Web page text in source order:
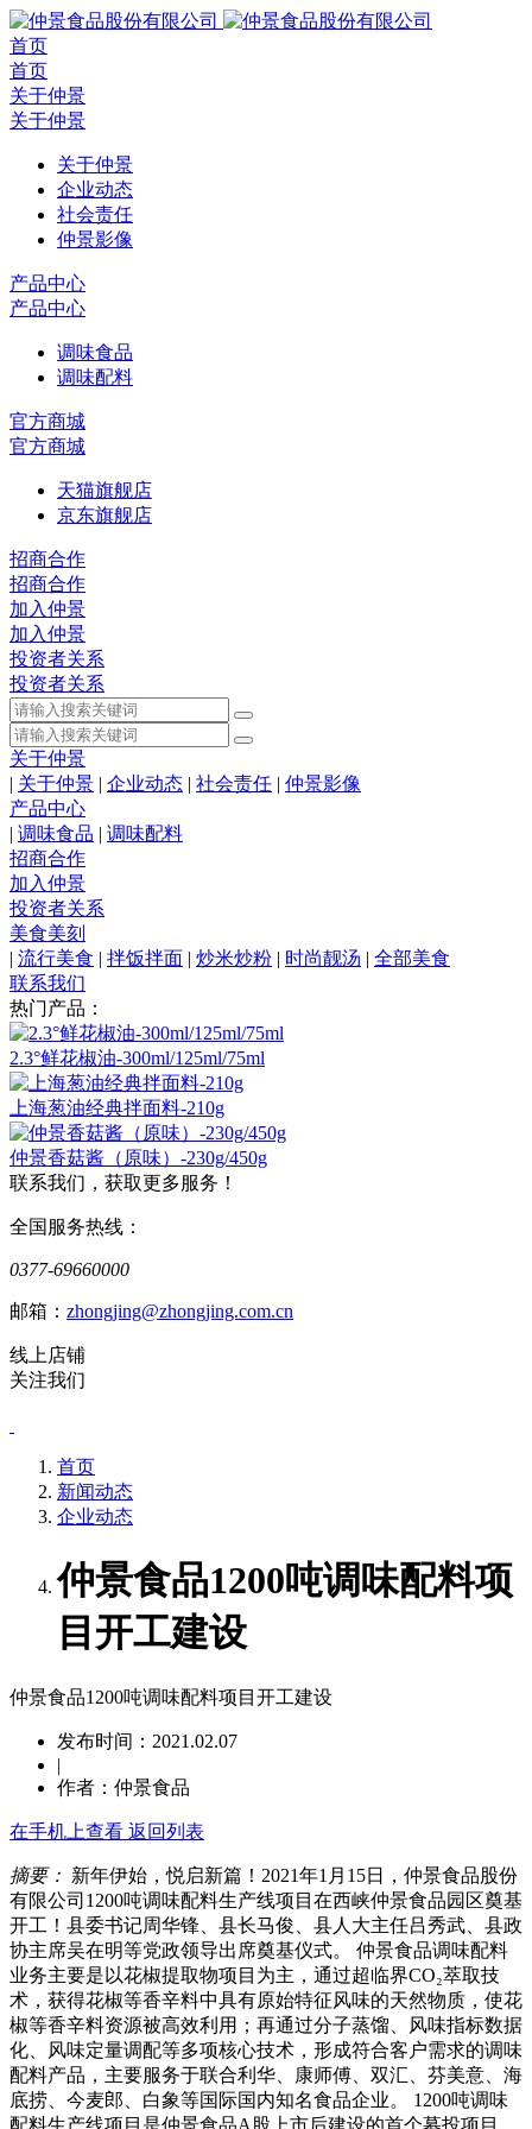
首页
首页
关于仲景
关于仲景
关于仲景
企业动态
社会责任
仲景影像
产品中心
产品中心
调味食品
调味配料
官方商城
官方商城
天猫旗舰店
京东旗舰店
招商合作
招商合作
加入仲景
加入仲景
投资者关系
投资者关系
关于仲景
| 关于仲景 | 企业动态 | 社会责任 | 仲景影像
产品中心
| 调味食品 | 调味配料
招商合作
加入仲景
投资者关系
美食美刻
| 流行美食 | 拌饭拌面 | 炒米炒粉 | 时尚靓汤 | 全部美食
联系我们
热门产品：
2.3°鲜花椒油-300ml/125ml/75ml
上海葱油经典拌面料-210g
仲景香菇酱（原味）-230g/450g
联系我们，获取更多服务！
全国服务热线：
0377-69660000
邮箱： zhongjing@zhongjing.com.cn
线上店铺
关注我们
首页
新闻动态
企业动态
仲景食品1200吨调味配料项
目开工建设
仲景食品1200吨调味配料项目开工建设
发布时间：2021.02.07
|
作者：仲景食品
在手机上查看 返回列表
摘要： 新年伊始，悦启新篇！2021年1月15日，仲景食品股份
有限公司1200吨调味配料生产线项目在西峡仲景食品园区奠基
开工！县委书记周华锋、县长马俊、县人大主任吕秀武、县政
协主席吴在明等党政领导出席奠基仪式。 仲景食品调味配料
业务主要是以花椒提取物项目为主，通过超临界CO₂萃取技
术，获得花椒等香辛料中具有原始特征风味的天然物质，使花
椒等香辛料资源被高效利用；再通过分子蒸馏、风味指标数据
化、风味定量调配等多项核心技术，形成符合客户需求的调味
配料产品，主要服务于联合利华、康师傅、双汇、芬美意、海
底捞、今麦郎、白象等国际国内知名食品企业。 1200吨调味
配料生产线项目是仲景食品A股上市后建设的首个募投项目，